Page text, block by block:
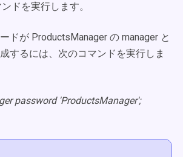
ンドを実行します。
ドが ProductsManager の manager と
するには、次のコマンドを実行しま
password 'ProductsManager';